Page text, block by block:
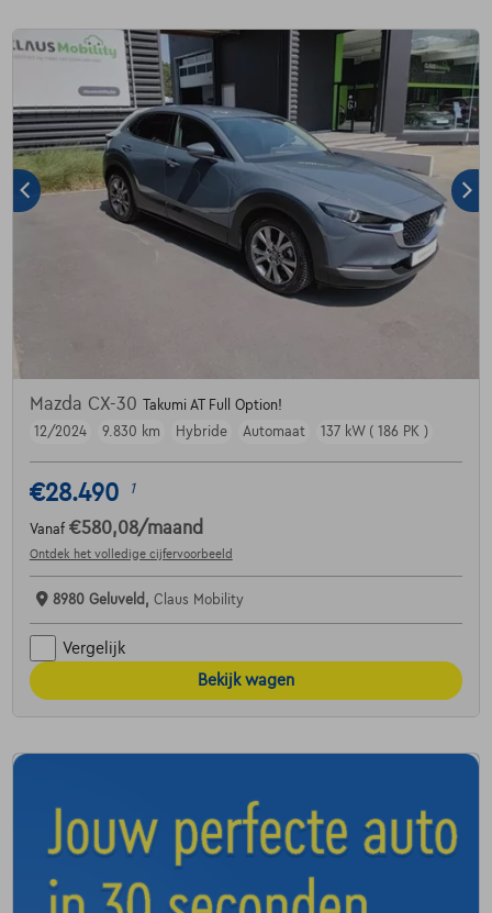
Mazda CX-30
Takumi AT Full Option!
12/2024
9.830 km Hybride Automaat 137 kW ( 186 PK )
€28.490 1
Vanaf €580,08/maand
Ontdek het volledige cijfervoorbeeld
8980 Geluveld, Claus Mobility
Vergelijk
Bekijk wagen